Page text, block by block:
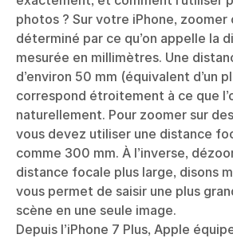
photos ? Sur votre iPhone,
déterminé par ce qu’on appelle la
mesurée en millimètres. Une
d’environ 50 mm (équivalent d’un
correspond étroitement à ce que
naturellement. Pour zoomer sur
vous devez utiliser une distance
comme 300 mm. À l’inverse,
distance focale plus large, disons
vous permet de saisir une plus
scène en une seule image.
Depuis l’iPhone 7 Plus, Apple